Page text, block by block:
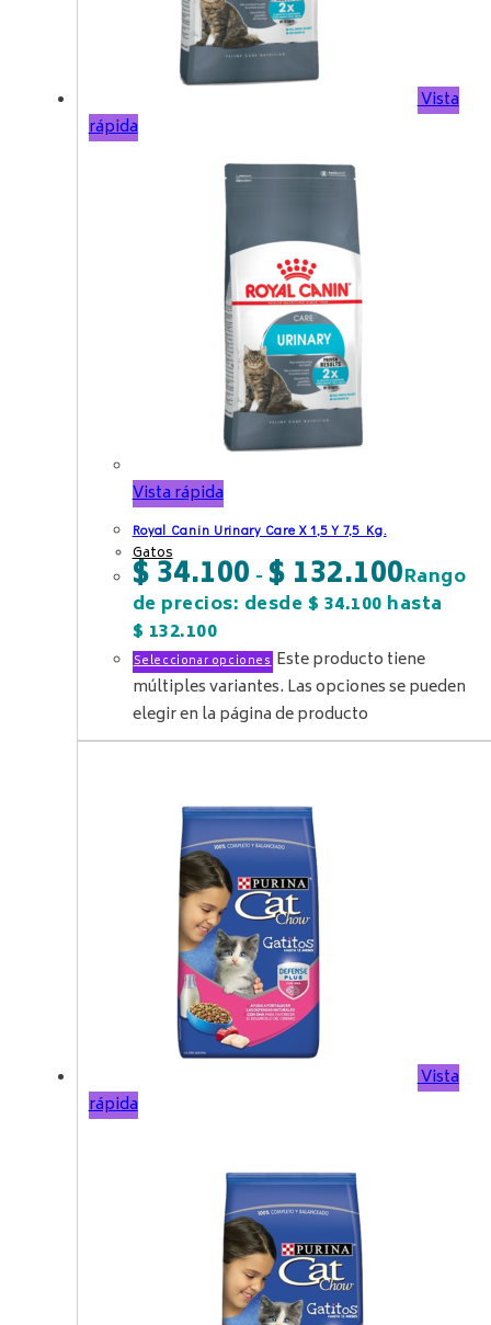
Vista
rápida
Vista rápida
Royal Canin Urinary Care X 1,5 Y 7,5 Kg.
Gatos
$34.100 - $132.100Rango
de precios: desde $ 34.100 hasta
$ 132.100
Seleccionar opciones Este producto tiene
múltiples variantes. Las opciones se pueden
elegir en la página de producto
Vista
rápida